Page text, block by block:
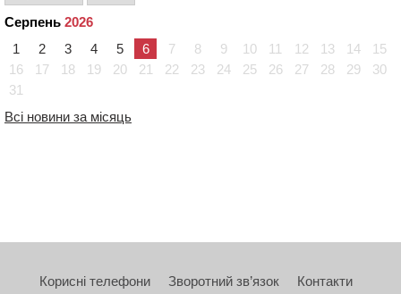
Серпень 2026
1
2 3 4 5 6 7 8 9 10 11 12 13 14
15
16
17 18 19 20 21 22 23 24 25 26 27 28 29
30
31
Всі новини за місяць
Корисні телефони Зворотний зв’язок Контакти